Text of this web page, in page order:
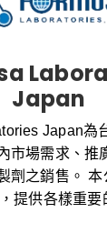
Japan
Japan為
市場需求、推
劑之銷售。
提供各樣重要